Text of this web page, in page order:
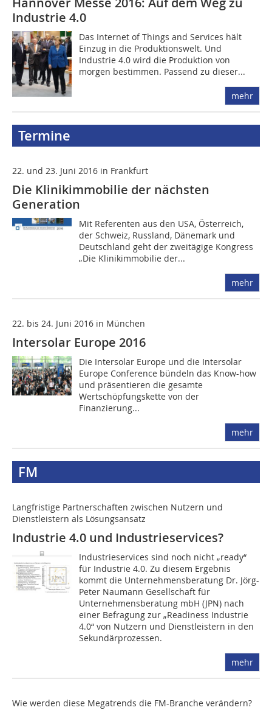
Industrie 4.0
Das Internet of Things and Services hält
Einzug in die Produktionswelt. Und
Industrie 4.0 wird die Produktion von
morgen bestimmen. Passend zu dieser...
mehr
Termine
22. und 23. Juni 2016 in Frankfurt
Die Klinikimmobilie der nächsten
Generation
Mit Referenten aus den USA, Österreich,
der Schweiz, Russland, Dänemark und
Deutschland geht der zweitägige Kongress
„Die Klinikimmobilie der...
mehr
22. bis 24. Juni 2016 in München
Intersolar Europe 2016
Die Intersolar Europe und die Intersolar
Europe Conference bündeln das Know-how
und präsentieren die gesamte
Wertschöpfungskette von der
Finanzierung...
mehr
FM
Langfristige Partnerschaften zwischen Nutzern und
Dienstleistern als Lösungsansatz
Industrie 4.0 und Industrieservices?
Industrieservices sind noch nicht „ready“
für Industrie 4.0. Zu diesem Ergebnis
kommt die Unternehmens­beratung Dr. Jörg-
Peter Naumann Gesellschaft für
Unternehmensberatung mbH (JPN) nach
einer Befragung zur „Readiness Industrie
4.0“ von Nutzern und Dienstleistern in den
Sekundärprozessen.
mehr
Wie werden diese Megatrends die FM-Branche verändern?